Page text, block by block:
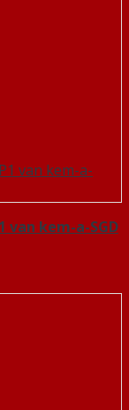
van kem-a-SGD